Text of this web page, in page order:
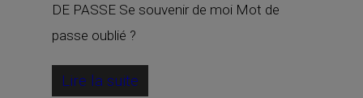
DE PASSE Se souvenir de moi Mot de
passe oublié ?
Lire la suite